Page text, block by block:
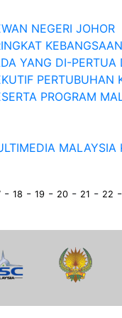
NEGERI JOHOR
KEBANGSAAN
YANG DI-PERTUA
PERTUBUHAN
PROGRAM
- 18 - 19 - 20 - 21 - 22 -